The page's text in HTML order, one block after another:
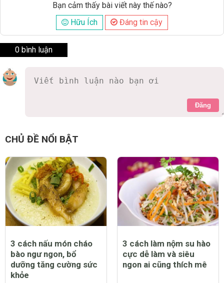
Bạn cảm thấy bài viết này thế nào?
Hữu Ích
Đáng tin cậy
0 bình luận
Đăng
CHỦ ĐỀ NỔI BẬT
3 cách nấu món cháo
bào ngư ngon, bổ
dưỡng tăng cường sức
khỏe
3 cách làm nộm su hào
cực dễ làm và siêu
ngon ai cũng thích mê